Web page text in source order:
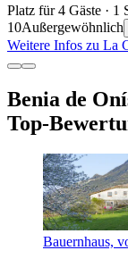
Platz für 4 Gäste · 1
10Außergewöhnlich
Weitere Infos zu La
Benia de
Top-
Bauernhaus,